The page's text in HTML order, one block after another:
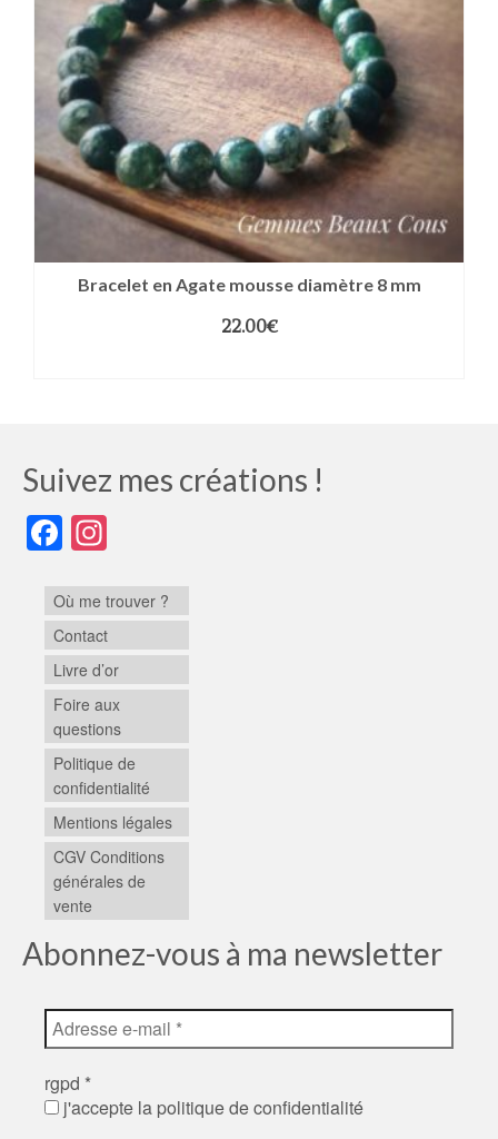
Bracelet en Agate mousse diamètre 8 mm
22.00€
Suivez mes créations !
Facebook
Où me trouver ?
Contact
Livre d’or
Foire aux
questions
Politique de
confidentialité
Mentions légales
CGV Conditions
générales de
vente
Abonnez-vous à ma newsletter
rgpd *
j'accepte la politique de confidentialité